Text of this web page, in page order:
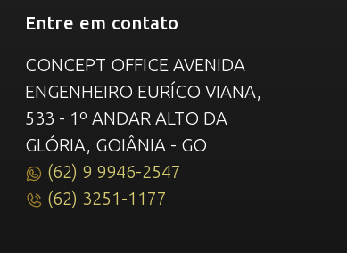
Entre em contato
CONCEPT OFFICE AVENIDA
ENGENHEIRO EURÍCO VIANA,
533 - 1º ANDAR ALTO DA
GLÓRIA, GOIÂNIA - GO
(62) 9 9946-2547
(62) 3251-1177